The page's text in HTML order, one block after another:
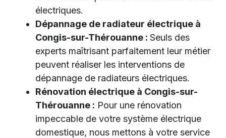
électriques.
Dépannage de radiateur électrique à
Congis-sur-Thérouanne : Seuls des
experts maîtrisant parfaitement leur métier
peuvent réaliser les interventions de
dépannage de radiateurs électriques.
Rénovation électrique à Congis-sur-
Thérouanne : Pour une rénovation
impeccable de votre système électrique
domestique, nous mettons à votre service